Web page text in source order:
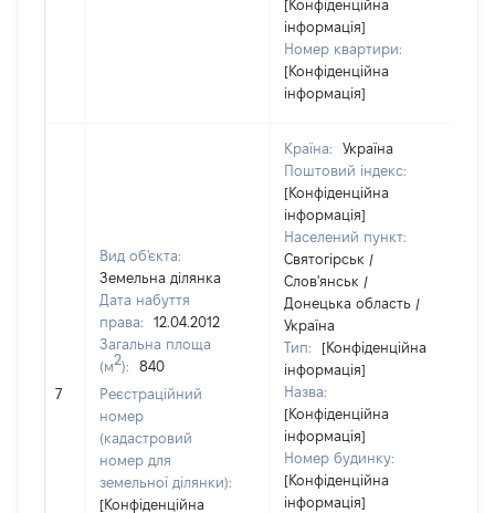
[Конфіденційна
інформація]
Номер квартири:
[Конфіденційна
інформація]
7
Вид об'єкта:
Земельна ділянка
Дата набуття
права:
12.04.2012
Загальна площа
(м2):
840
Реєстраційний
номер
(кадастровий
номер для
земельної ділянки):
[Конфіденційна
Країна:
Україна
Поштовий індекс:
[Конфіденційна
інформація]
Населений пункт:
Святогірськ /
Слов'янськ /
Донецька область /
Україна
Тип:
[Конфіденційна
інформація]
Назва:
[Конфіденційна
інформація]
Номер будинку:
[Конфіденційна
інформація]